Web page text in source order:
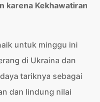
karena Kekhawatiran
untuk minggu ini
di Ukraina dan
tariknya sebagai
dan lindung nilai